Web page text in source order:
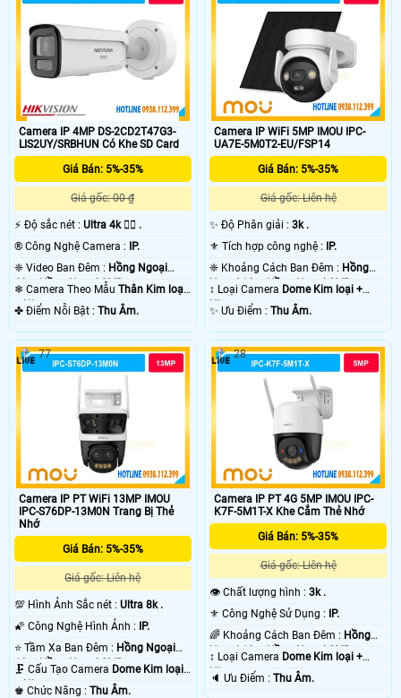
Camera IP 4MP DS-2CD2T47G3-
LIS2UY/SRBHUN Có Khe SD Card
Giá Bán: 5%-35%
Giá gốc: 00 ₫
️⚡ Độ sắc nét : Ultra 4k 👍🏾 .
®️ Công Nghệ Camera : IP.
❈ Video Ban Đêm : Hồng Ngoại
60m Hồng Ngoại SMD.
❄ Camera Theo Mẫu Thân Kim loại
+ Nhựa.
️✤ Điểm Nỗi Bật : Thu Âm.
Camera IP WiFi 5MP IMOU IPC-
UA7E-5M0T2-EU/FSP14
Giá Bán: 5%-35%
Giá gốc: Liên hệ
✨ Độ Phân giải :3k .
⚜️ Tích hợp công nghệ : IP.
❈ Khoảng Cách Ban Đêm : Hồng
Ngoại 10m Hồng Ngoại SMD.
↕️ Loại Camera Dome Kim loại +
Nhựa.
️✨ Ưu Điểm :Thu Âm.
Camera IP PT WiFi 13MP IMOU
IPC-S76DP-13M0N Trang Bị Thẻ
Nhớ
Giá Bán: 5%-35%
Giá gốc: Liên hệ
💯 Hình Ảnh Sắc nét : Ultra 8k .
🌠 Công Nghệ Hình Ảnh :
IP.
⭐ Tầm Xa Ban Đêm : Hồng Ngoại
10m Hồng Ngoại SMD.
🗜️ Cấu Tạo Camera Dome Kim loại
+ Nhựa.
️♚ Chức Năng : Thu Âm.
77
Camera IP PT 4G 5MP IMOU IPC-
K7F-5M1T-X Khe Cắm Thẻ Nhớ
Giá Bán: 5%-35%
Giá gốc: Liên hệ
👁 Chất lượng hình :3k .
⚜️ Công Nghệ Sử Dụng :
IP.
🌈 Khoảng Cách Ban Đêm : Hồng
Ngoại 10m Hồng Ngoại SMD.
↕️ Loại Camera Dome Kim loại +
Nhựa.
️🔈 Ưu Điểm :Thu Âm.
28